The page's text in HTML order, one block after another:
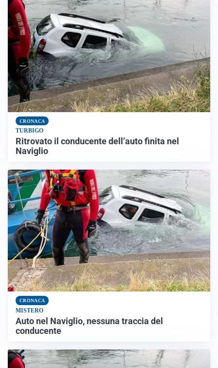
CRONACA
TURBIGO
Ritrovato il conducente dell’auto finita nel
Naviglio
CRONACA
MISTERO
Auto nel Naviglio, nessuna traccia del
conducente